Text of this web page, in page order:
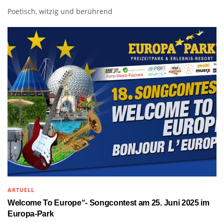
Poetisch, witzig und berührend
AKTUELL
Welcome To Europe“- Songcontest am 25. Juni 2025 im
Europa-Park